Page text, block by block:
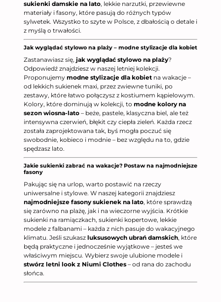
sukienki damskie na lato, lekkie narzutki, przewiewne
materiały i fasony, które pasują do różnych typów
sylwetek. Wszystko to szyte w Polsce, z dbałością o detale i
z myślą o trwałości.
Jak wyglądać stylowo na plaży – modne stylizacje dla kobiet
Zastanawiasz się, jak wyglądać stylowo na plaży?
Odpowiedź znajdziesz w naszej letniej kolekcji.
Proponujemy modne stylizacje dla kobiet na wakacje –
od lekkich sukienek maxi, przez zwiewne tuniki, po
zestawy, które łatwo połączysz z kostiumem kąpielowym.
Kolory, które dominują w kolekcji, to modne kolory na
sezon wiosna-lato – beże, pastele, klasyczna biel, ale też
intensywna czerwień, błękit czy ciepła zieleń. Każda rzecz
została zaprojektowana tak, byś mogła poczuć się
swobodnie, kobieco i modnie – bez względu na to, gdzie
spędzasz lato.
Jakie sukienki zabrać na wakacje? Postaw na najmodniejsze
fasony
Pakując się na urlop, warto postawić na rzeczy
uniwersalne i stylowe. W naszej kategorii znajdziesz
najmodniejsze fasony sukienek na lato, które sprawdzą
się zarówno na plażę, jak i na wieczorne wyjścia. Krótkie
sukienki na ramiączkach, sukienki kopertowe, lekkie
modele z falbanami – każda z nich pasuje do wakacyjnego
klimatu. Jeśli szukasz luksusowych ubrań damskich, które
będą praktyczne i jednocześnie wyjątkowe – jesteś we
właściwym miejscu. Wybierz swoje ulubione modele i
stwórz letni look z Niumi Clothes – od rana do zachodu
słońca.